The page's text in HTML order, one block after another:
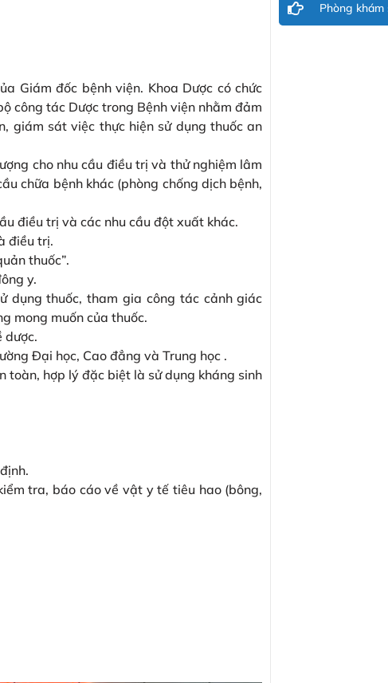
Giám đốc bệnh viện. Khoa Dược có chức
công tác Dược trong Bệnh viện nhằm đảm
giám sát việc thực hiện sử dụng thuốc an
cho nhu cầu điều trị và thử nghiệm lâm
chữa bệnh khác (phòng chống dịch bệnh,
điều trị và các nhu cầu đột xuất khác.
điều trị.
thuốc”.
y.
dụng thuốc, tham gia công tác cảnh giác
mong muốn của thuốc.
dược.
Đại học, Cao đẳng và Trung học .
toàn, hợp lý đặc biệt là sử dụng kháng sinh
tra, báo cáo về vật y tế tiêu hao (bông,
Phòng